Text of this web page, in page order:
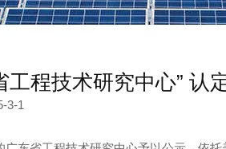
程技术研究中心” 认
3-1